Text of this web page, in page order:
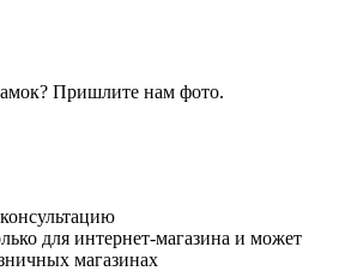
Пришлите нам фото.
для интернет-магазина и может
магазинах